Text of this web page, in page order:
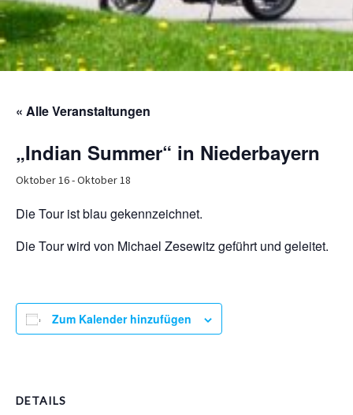
« Alle Veranstaltungen
„Indian Summer“ in Niederbayern
Oktober 16-Oktober 18
Die Tour ist blau gekennzeichnet.
Die Tour wird von Michael Zesewitz geführt und geleitet.
Zum Kalender hinzufügen
DETAILS